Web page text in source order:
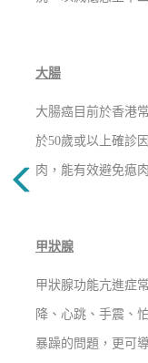
大腸
大腸癌目前於香港
於50歲或以上確診
肉，能有效避免瘜
甲狀腺
甲狀腺功能亢進症
降、心跳、手震、
暴躁的問題，更可